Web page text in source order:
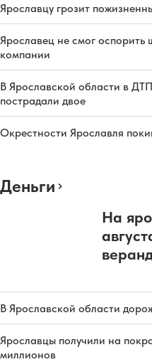
Ярославцу грозит
Ярославец не смог
компании
В Ярославской области в
пострадали двое
Окрестности Ярославля
Деньги
На
В Ярославской области
Ярославцы получили на
миллионов